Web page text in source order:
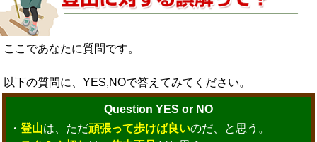
ここであなたに質問です。
以下の質問に、YES,NOで答えてみてください。
Question YES or NO
・ 登山は、ただ頑張って歩けば良いのだ、と思う。